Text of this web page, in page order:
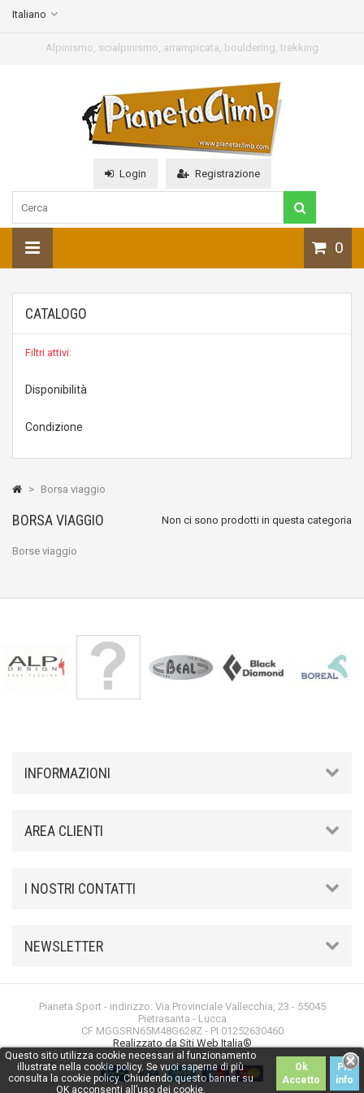
Alpinismo, scialpinismo, arrampicata, bouldering, trekking
Italiano
Login Registrazione
0
Questo sito utilizza cookie necessari al funzionamento
illustrate nella cookie policy. Se vuoi saperne di più
consulta la cookie policy. Chiudendo questo banner su
OK acconsenti all’uso dei cookie.
Ok
Accetto
Piú
info
CATALOGO
Filtri attivi:
Disponibilità
Condizione
> Borsa viaggio
BORSA VIAGGIO Non ci sono prodotti in questa categoria
Borse viaggio
INFORMAZIONI
AREA CLIENTI
I NOSTRI CONTATTI
NEWSLETTER
Pianeta Sport - indirizzo: Via Provinciale Vallecchia, 23 - 55045
Pietrasanta - Lucca
CF MGGSRN65M48G628Z - PI 01252630460
Realizzato da Siti Web Italia®